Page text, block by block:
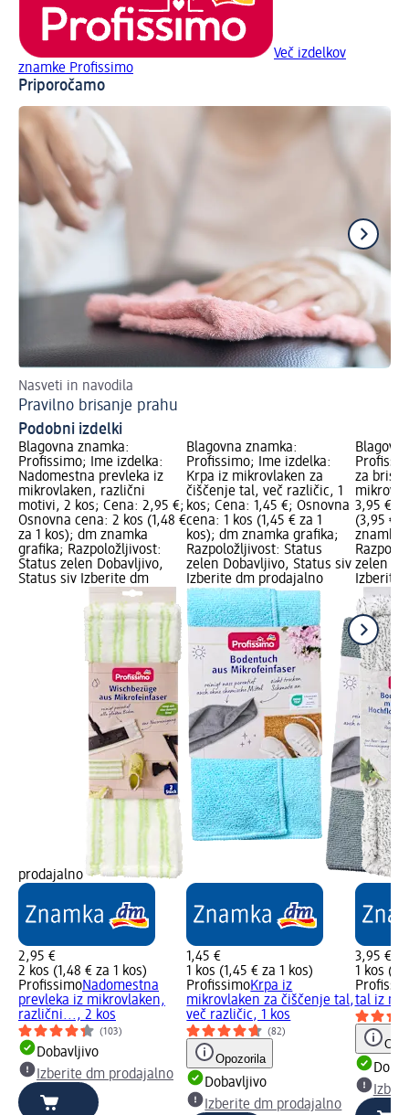
Več izdelkov
znamke Profissimo
Priporočamo
Nasveti in navodila
Pravilno brisanje prahu
Podobni izdelki
Blagovna znamka:
Profissimo; Ime izdelka:
Nadomestna prevleka iz
mikrovlaken, različni
motivi, 2 kos; Cena: 2,95 €;
Osnovna cena: 2 kos (1,48 €
za 1 kos); dm znamka
grafika; Razpoložljivost:
Status zelen Dobavljivo,
Status siv Izberite dm
prodajalno
2,95 €
2 kos (1,48 € za 1 kos)
ProfissimoNadomestna
prevleka iz mikrovlaken,
različni..., 2 kos
(103)
Dobavljivo
Izberite dm prodajalno
Blagovna znamka:
Profissimo; Ime izdelka:
Krpa iz mikrovlaken za
čiščenje tal, več različic, 1
kos; Cena: 1,45 €; Osnovna
cena: 1 kos (1,45 € za 1
kos); dm znamka grafika;
Razpoložljivost: Status
zelen Dobavljivo, Status siv
Izberite dm prodajalno
1,45 €
1 kos (1,45 € za 1 kos)
ProfissimoKrpa iz
mikrovlaken za čiščenje tal,
več različic, 1 kos
(82)
Opozorila
Dobavljivo
Izberite dm prodajalno
za
3,95 €;
(3,95 €
znamka
zelen
Izberite
3,95 €
1 kos
tal iz